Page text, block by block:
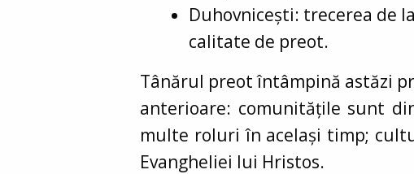
Duhovnicești: trecerea de
calitate de preot.
Tânărul preot întâmpină astăzi
anterioare: comunitățile sunt
multe roluri în același timp;
Evangheliei lui Hristos.